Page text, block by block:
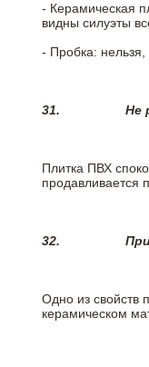
- Керамическая
видны силуэты
- Пробка: нельзя,
31. Не
Плитка ПВХ
продавливается
32.
Одно из свойств
керамическом